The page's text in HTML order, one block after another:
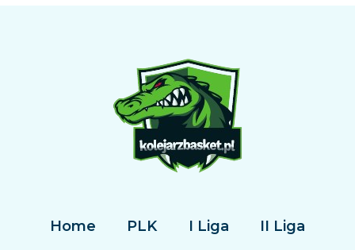
Home PLK I Liga
II Liga